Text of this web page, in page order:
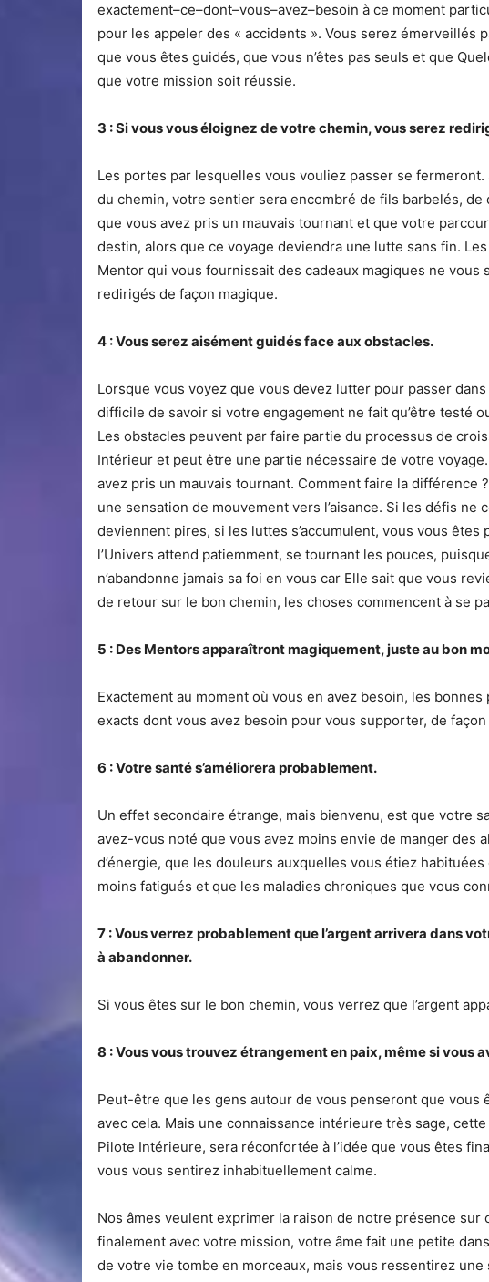
exactement–ce–dont–vous–avez–besoin à ce moment
pour les appeler des « accidents ». Vous serez émerveillés
que vous êtes guidés, que vous n’êtes pas seuls et que
que votre mission soit réussie.
3 : Si vous vous éloignez de votre chemin, vous serez
Les portes par lesquelles vous vouliez passer se
du chemin, votre sentier sera encombré de fils barbelés, de
que vous avez pris un mauvais tournant et que votre
destin, alors que ce voyage deviendra une lutte sans fin.
Mentor qui vous fournissait des cadeaux magiques ne vous
redirigés de façon magique.
4 : Vous serez aisément guidés face aux obstacles.
Lorsque vous voyez que vous devez lutter pour passer
difficile de savoir si votre engagement ne fait qu’être testé
Les obstacles peuvent par faire partie du processus de
Intérieur et peut être une partie nécessaire de votre
avez pris un mauvais tournant. Comment faire la différence
une sensation de mouvement vers l’aisance. Si les défis ne
deviennent pires, si les luttes s’accumulent, vous vous
l’Univers attend patiemment, se tournant les pouces,
n’abandonne jamais sa foi en vous car Elle sait que vous
de retour sur le bon chemin, les choses commencent à se
5 : Des Mentors apparaîtront magiquement, juste au bon
Exactement au moment où vous en avez besoin, les
exacts dont vous avez besoin pour vous supporter, de
6 : Votre santé s’améliorera probablement.
Un effet secondaire étrange, mais bienvenu, est que votre
avez-vous noté que vous avez moins envie de manger des
d’énergie, que les douleurs auxquelles vous étiez
moins fatigués et que les maladies chroniques que vous
7 : Vous verrez probablement que l’argent arrivera dans
à abandonner.
Si vous êtes sur le bon chemin, vous verrez que l’argent
8 : Vous vous trouvez étrangement en paix, même si vous
Peut-être que les gens autour de vous penseront que vous
avec cela. Mais une connaissance intérieure très sage,
Pilote Intérieure, sera réconfortée à l’idée que vous êtes
vous vous sentirez inhabituellement calme.
Nos âmes veulent exprimer la raison de notre présence
finalement avec votre mission, votre âme fait une petite
de votre vie tombe en morceaux, mais vous ressentirez